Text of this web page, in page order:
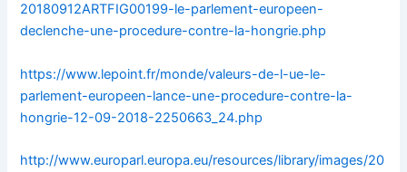
20180912ARTFIG00199-le-parlement-europeen-
declenche-une-procedure-contre-la-hongrie.php
https://www.lepoint.fr/monde/valeurs-de-l-ue-le-
parlement-europeen-lance-une-procedure-contre-la-
hongrie-12-09-2018-2250663_24.php
http://www.europarl.europa.eu/resources/library/images/20